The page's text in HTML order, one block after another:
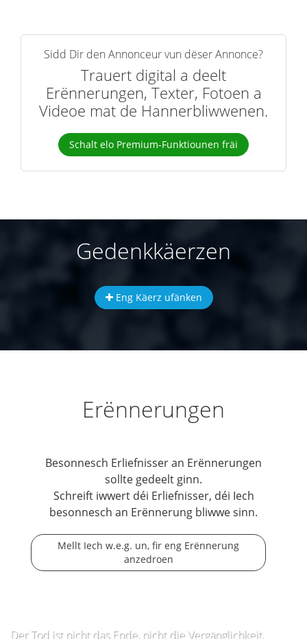
Sidd Dir den Annonceur vun dëser Annonce?
Trauert digital a deelt
Erënnerungen, Texter, Fotoen a
Videoe mat de Hannerbliwwenen.
Schalt elo Premium-Funktiounen fräi
Gedenkkäerzen
Eng Käerz ufänken
Erënnerungen
Besonnesch Erliefnisser an Erënnerungen
sollte gedeelt ginn.
Schreift iwwert déi Erliefnisser, déi Iech
besonnesch an Erënnerung bliwwe sinn.
Mellt Iech w.e.g. un, fir eng Erënnerung
anzedroen
Der Tod ist nicht das Ende, nicht die Vergänglichkeit,